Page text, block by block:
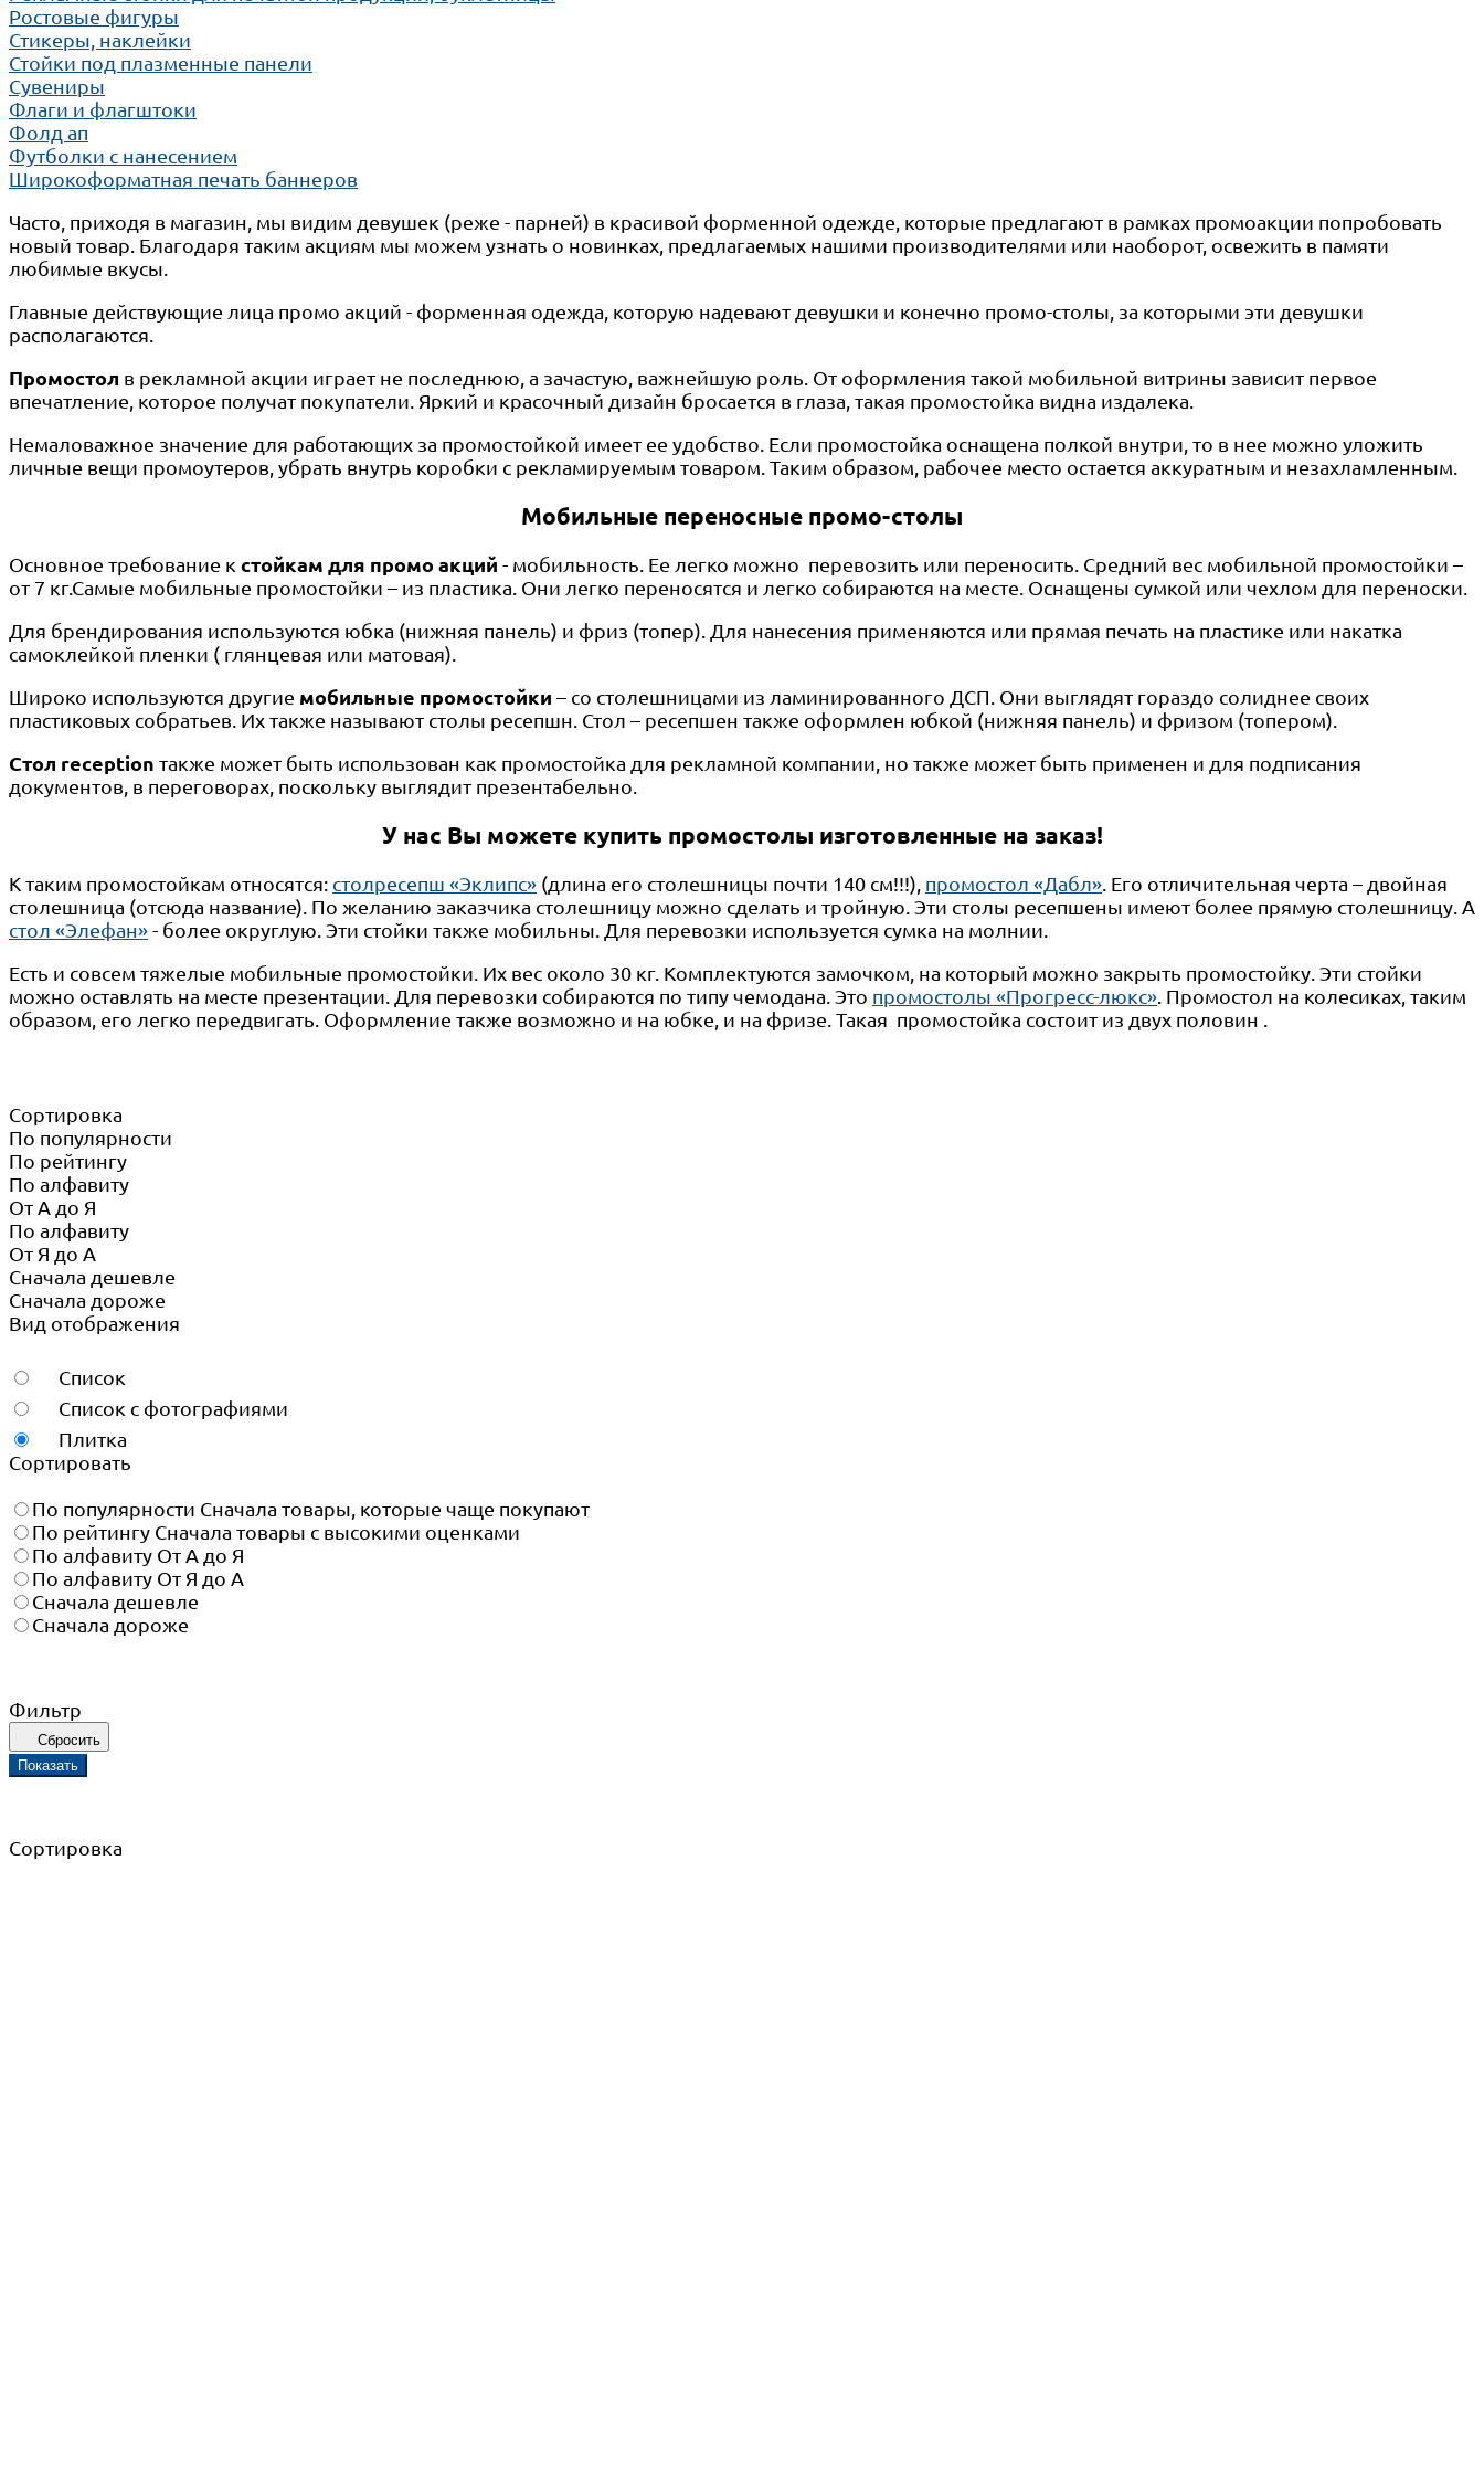
Ростовые фигуры
Стикеры, наклейки
Стойки под плазменные панели
Сувениры
Флаги и флагштоки
Фолд ап
Футболки с нанесением
Широкоформатная печать баннеров
Часто, приходя в магазин, мы видим девушек (реже - парней) в красивой форменной одежде, которые предлагают в рамках промоакции попробовать
новый товар. Благодаря таким акциям мы можем узнать о новинках, предлагаемых нашими производителями или наоборот, освежить в памяти
любимые вкусы.
Главные действующие лица промо акций - форменная одежда, которую надевают девушки и конечно промо-столы, за которыми эти девушки
располагаются.
Промостол в рекламной акции играет не последнюю, а зачастую, важнейшую роль. От оформления такой мобильной витрины зависит первое
впечатление, которое получат покупатели. Яркий и красочный дизайн бросается в глаза, такая промостойка видна издалека.
Немаловажное значение для работающих за промостойкой имеет ее удобство. Если промостойка оснащена полкой внутри, то в нее можно уложить
личные вещи промоутеров, убрать внутрь коробки с рекламируемым товаром. Таким образом, рабочее место остается аккуратным и незахламленным.
Мобильные переносные промо-столы
Основное требование к стойкам для промо акций - мобильность. Ее легко можно перевозить или переносить. Средний вес мобильной промостойки –
от 7 кг.Самые мобильные промостойки – из пластика. Они легко переносятся и легко собираются на месте. Оснащены сумкой или чехлом для переноски.
Для брендирования используются юбка (нижняя панель) и фриз (топер). Для нанесения применяются или прямая печать на пластике или накатка
самоклейкой пленки ( глянцевая или матовая).
Широко используются другие мобильные промостойки – со столешницами из ламинированного ДСП. Они выглядят гораздо солиднее своих
пластиковых собратьев. Их также называют столы ресепшн. Стол – ресепшен также оформлен юбкой (нижняя панель) и фризом (топером).
Стол reception также может быть использован как промостойка для рекламной компании, но также может быть применен и для подписания
документов, в переговорах, поскольку выглядит презентабельно.
У нас Вы можете купить промостолы изготовленные на заказ!
К таким промостойкам относятся: столресепш «Эклипс» (длина его столешницы почти 140 см!!!), промостол «Дабл» . Его отличительная черта – двойная
столешница (отсюда название). По желанию заказчика столешницу можно сделать и тройную. Эти столы ресепшены имеют более прямую столешницу. А
стол «Элефан» - более округлую. Эти стойки также мобильны. Для перевозки используется сумка на молнии.
Есть и совсем тяжелые мобильные промостойки. Их вес около 30 кг. Комплектуются замочком, на который можно закрыть промостойку. Эти стойки
можно оставлять на месте презентации. Для перевозки собираются по типу чемодана. Это промостолы «Прогресс-люкс» . Промостол на колесиках, таким
образом, его легко передвигать. Оформление также возможно и на юбке, и на фризе. Такая промостойка состоит из двух половин .
Сортировка
По популярности
По рейтингу
По алфавиту
От А до Я
По алфавиту
От Я до А
Сначала дешевле
Сначала дороже
Вид отображения
Список
Список с фотографиями
Плитка
Сортировать
По популярности Сначала товары, которые чаще покупают
По рейтингу Сначала товары с высокими оценками
По алфавиту От А до Я
По алфавиту От Я до А
Сначала дешевле
Сначала дороже
Фильтр
Сбросить
Показать
Сортировка